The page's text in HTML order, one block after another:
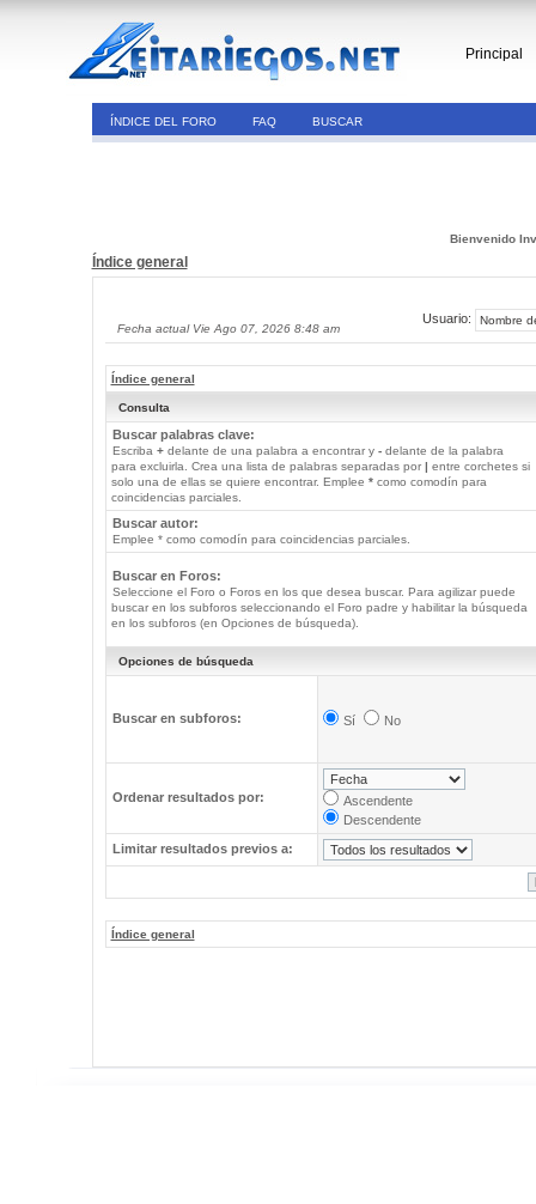
Principal
ÍNDICE DEL FORO FAQ BUSCAR
Bienvenido
Índice general
Fecha actual Vie Ago 07, 2026 8:48 am
Usuario:
Índice general
Consulta
Buscar palabras clave:
Escriba +delante de una palabra a encontrar y -delante de la palabra
para excluirla. Crea una lista de palabras separadas por | entre corchetes si
solo una de ellas se quiere encontrar. Emplee *como comodín para
coincidencias parciales.
Buscar autor:
Emplee * como comodín para coincidencias parciales.
Buscar en Foros:
Seleccione el Foro o Foros en los que desea buscar. Para agilizar puede
buscar en los subforos seleccionando el Foro padre y habilitar la búsqueda
en los subforos (en Opciones de búsqueda).
Opciones de búsqueda
Buscar en subforos: Sí No
Ordenar resultados por:
Ascendente
Descendente
Limitar resultados previos a:
Índice general